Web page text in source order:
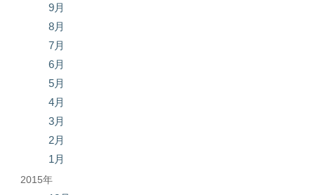
9月
8月
7月
6月
5月
4月
3月
2月
1月
2015年